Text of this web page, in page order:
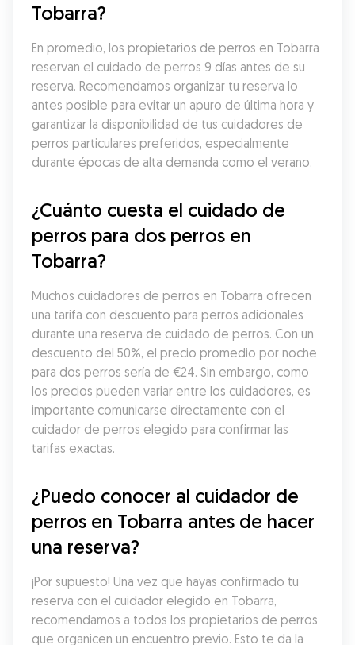
Tobarra?
En promedio, los propietarios de perros en Tobarra
reservan el cuidado de perros 9 días antes de su
reserva. Recomendamos organizar tu reserva lo
antes posible para evitar un apuro de última hora y
garantizar la disponibilidad de tus cuidadores de
perros particulares preferidos, especialmente
durante épocas de alta demanda como el verano.
¿Cuánto cuesta el cuidado de
perros para dos perros en
Tobarra?
Muchos cuidadores de perros en Tobarra ofrecen
una tarifa con descuento para perros adicionales
durante una reserva de cuidado de perros. Con un
descuento del 50%, el precio promedio por noche
para dos perros sería de €24. Sin embargo, como
los precios pueden variar entre los cuidadores, es
importante comunicarse directamente con el
cuidador de perros elegido para confirmar las
tarifas exactas.
¿Puedo conocer al cuidador de
perros en Tobarra antes de hacer
una reserva?
¡Por supuesto! Una vez que hayas confirmado tu
reserva con el cuidador elegido en Tobarra,
recomendamos a todos los propietarios de perros
que organicen un encuentro previo. Esto te da la